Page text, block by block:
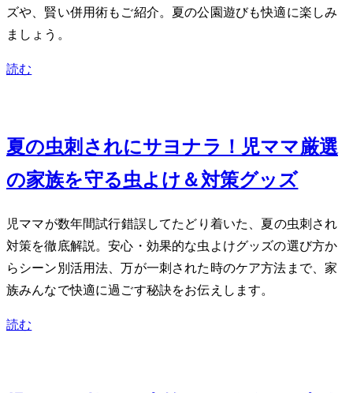
ズや、賢い併用術もご紹介。夏の公園遊びも快適に楽しみ
ましょう。
読む
夏の虫刺されにサヨナラ！2児ママ厳選
の家族を守る虫よけ＆対策グッズ
2児ママが数年間試行錯誤してたどり着いた、夏の虫刺され
対策を徹底解説。安心・効果的な虫よけグッズの選び方か
らシーン別活用法、万が一刺された時のケア方法まで、家
族みんなで快適に過ごす秘訣をお伝えします。
読む